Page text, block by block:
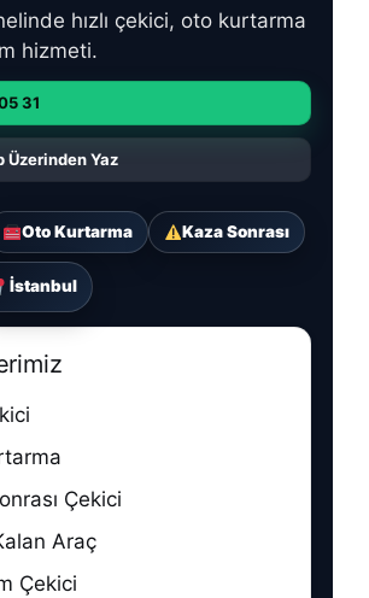
hızlı çekici, oto kurtarma
hizmeti.
31
Üzerinden Yaz
Oto Kurtarma Kaza Sonrası
İstanbul
Çekici
Araç
Çekici